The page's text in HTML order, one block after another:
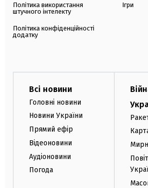
Політика використання
штучного інтелекту
Політика конфіденційності
додатку
Ігри
Всі новини
Головні новини
Новини України
Прямий ефір
Відеоновини
Аудіоновини
Погода